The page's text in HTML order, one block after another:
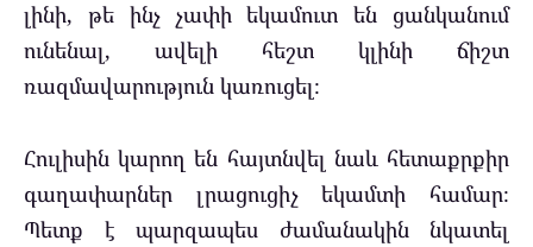
լինի, թե ինչ չափի եկամուտ են ցանկանում
ունենալ, ավելի հեշտ կլինի ճիշտ
ռազմավարություն կառուցել։
Հուլիսին կարող են հայտնվել նաև հետաքրքիր
գաղափարներ լրացուցիչ եկամտի համար։
Պետք է պարզապես ժամանակին նկատել